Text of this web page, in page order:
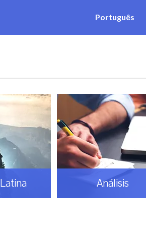
Português
Análisis